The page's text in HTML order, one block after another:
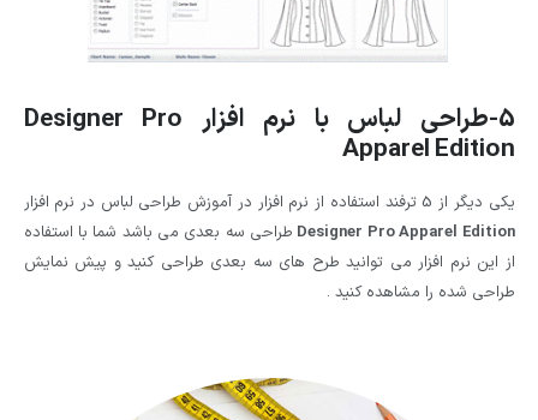
5-طراحی لباس با نرم افزار Designer Pro
Apparel Edition
یکی دیگر از 5 ترفند استفاده از نرم افزار در آموزش طراحی لباس در نرم افزار
Designer Pro Apparel Edition طراحی سه بعدی می باشد شما با استفاده
از این نرم افزار می توانید طرح های سه بعدی طراحی کنید و پیش نمایش
طراحی شده را مشاهده کنید .